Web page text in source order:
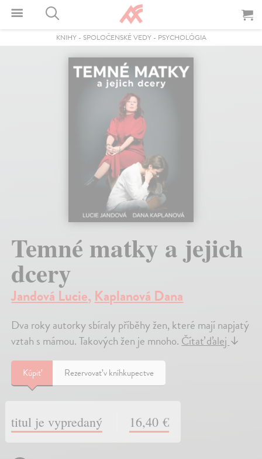
KNIHY- SPOLOČENSKÉ VEDY- PSYCHOLÓGIA
Temné matky a jejich
dcery
Jandová Lucie, Kaplanová Dana
Dva roky autorky sbíraly příběhy žen, které mají napjatý
vztah s mámou. Takových žen je mnoho. Čítať ďalej ↓
Kúpiť Rezervovať v kníhkupectve
titul je vypredaný 16,40 €